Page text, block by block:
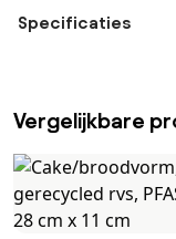
Specificaties
Vergelijkbare